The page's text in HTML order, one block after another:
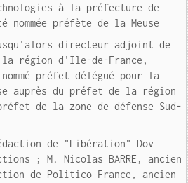
à la préfecture de
préfète de la Meuse
jusqu'alors directeur adjoint de
région d'Ile-de-France,
préfet délégué pour la
auprès du préfet de la région
de la zone de défense Sud-
de "Libération" Dov
; M. Nicolas BARRE, ancien
de Politico France, ancien